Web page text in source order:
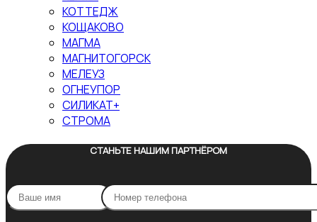
КОТТЕДЖ
КОЩАКОВО
МАГМА
МАГНИТОГОРСК
МЕЛЕУЗ
ОГНЕУПОР
СИЛИКАТ+
СТРОМА
СТАНЬТЕ НАШИМ ПАРТНЁРОМ